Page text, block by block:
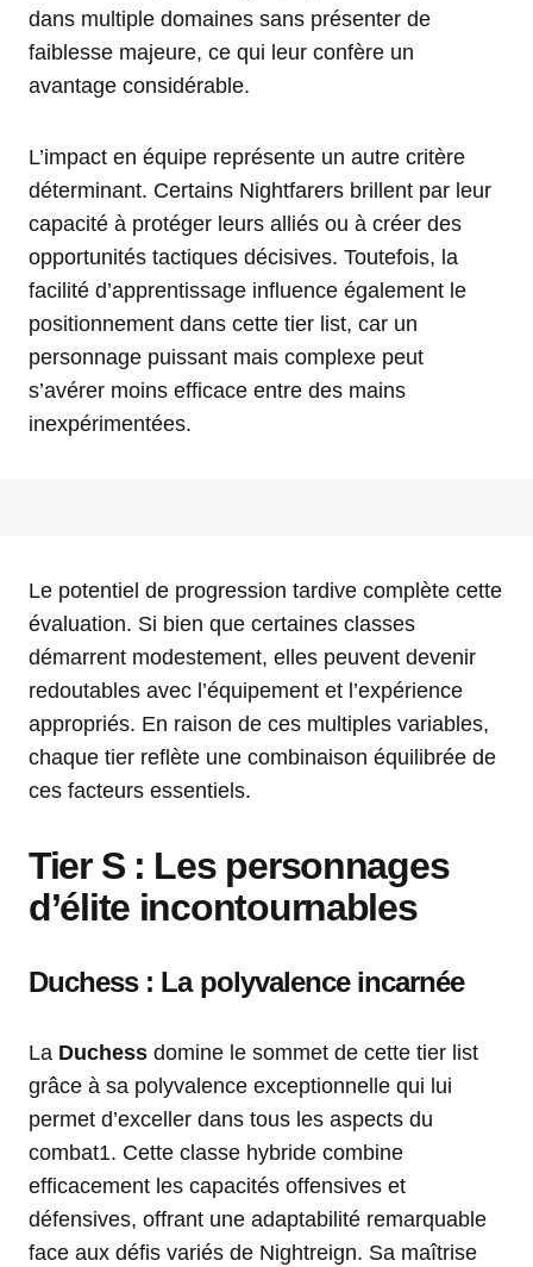
dans multiple domaines sans présenter de
faiblesse majeure, ce qui leur confère un
avantage considérable.
L’impact en équipe représente un autre critère
déterminant. Certains Nightfarers brillent par leur
capacité à protéger leurs alliés ou à créer des
opportunités tactiques décisives. Toutefois, la
facilité d’apprentissage influence également le
positionnement dans cette tier list, car un
personnage puissant mais complexe peut
s’avérer moins efficace entre des mains
inexpérimentées.
Le potentiel de progression tardive complète cette
évaluation. Si bien que certaines classes
démarrent modestement, elles peuvent devenir
redoutables avec l’équipement et l’expérience
appropriés. En raison de ces multiples variables,
chaque tier reflète une combinaison équilibrée de
ces facteurs essentiels.
Tier S : Les personnages
d’élite incontournables
Duchess : La polyvalence incarnée
La Duchess domine le sommet de cette tier list
grâce à sa polyvalence exceptionnelle qui lui
permet d’exceller dans tous les aspects du
combat1. Cette classe hybride combine
efficacement les capacités offensives et
défensives, offrant une adaptabilité remarquable
face aux défis variés de Nightreign. Sa maîtrise